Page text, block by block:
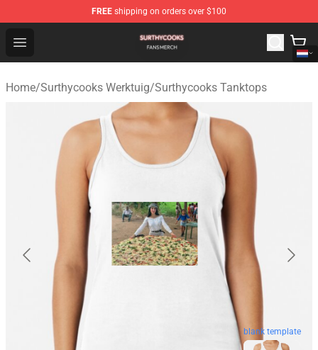
FREE shipping on orders over $100
Open menu
Surthycooks Shop - Official Surthycooks Merchandise
Home/Surthycooks Werktuig/Surthycooks Tanktops
blank template